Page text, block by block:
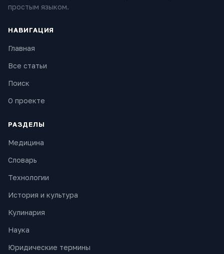
простым языком.
НАВИГАЦИЯ
Главная
Все статьи
Поиск
О проекте
РАЗДЕЛЫ
Медицина
Словарь
Технологии
История и культура
Кулинария
Наука
Юридические термины